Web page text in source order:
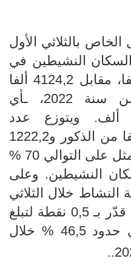
بالثلاثي الأول
أن عدد السكان النشيطين في
ألفا
خلال الثلاثي الرابع من سنة 2022، ـأي
لف. ويتوزع عدد
النشيطين إلى 2856 أ لفا من الذكور و1222,2
ألفا من الاناث، وهو ما يمثل على التوالي 70 %
وعلى
خلال الثلاثي
الأول لسنة 2023 تراجعا قدّر بـ 0,5 نقطة لتبلغ
46 % بعد أن كانت في حدود 46,5 % خلال
.